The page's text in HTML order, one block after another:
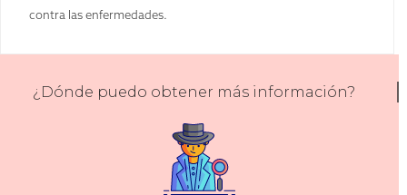
contra las enfermedades.
¿Dónde puedo obtener más información?